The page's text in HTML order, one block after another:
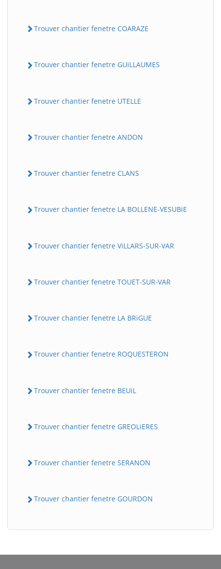
Trouver chantier fenetre COARAZE
Trouver chantier fenetre GUiLLAUMES
Trouver chantier fenetre UTELLE
Trouver chantier fenetre ANDON
Trouver chantier fenetre CLANS
Trouver chantier fenetre LA BOLLENE-VESUBiE
Trouver chantier fenetre ViLLARS-SUR-VAR
Trouver chantier fenetre TOUET-SUR-VAR
Trouver chantier fenetre LA BRiGUE
Trouver chantier fenetre ROQUESTERON
Trouver chantier fenetre BEUiL
Trouver chantier fenetre GREOLiERES
Trouver chantier fenetre SERANON
Trouver chantier fenetre GOURDON
BatiWebPro